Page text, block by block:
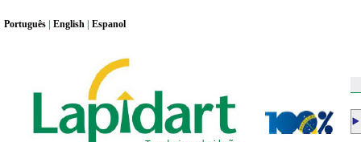
Português English Espanol